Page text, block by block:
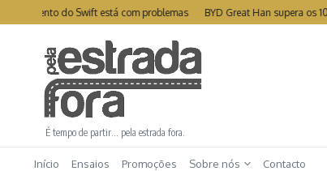
Ir para o conteúdo
do Swift está com problemas BYD Great Han supera os 1000km
É tempo de partir… pela estrada fora.
Início Ensaios Promoções Sobre nós Contacto